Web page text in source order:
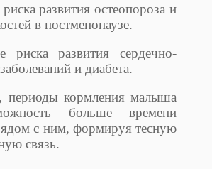
развития остеопороза и
в постменопаузе.
риска развития сердечно-
и диабета.
периоды кормления малыша
больше времени
с ним, формируя тесную
связь.